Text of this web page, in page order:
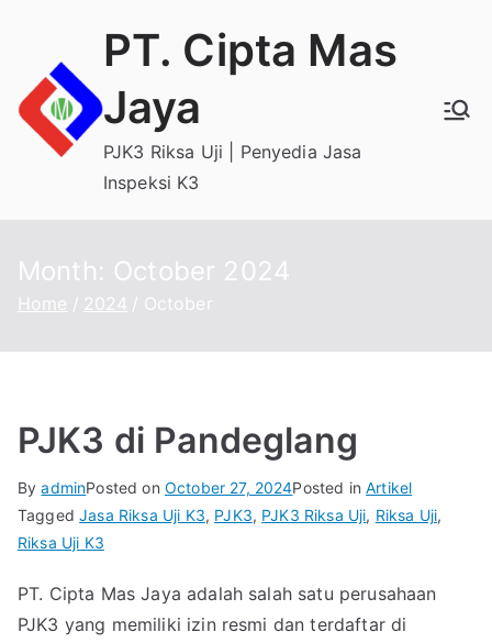
content
PT. Cipta Mas
Jaya
PJK3 Riksa Uji | Penyedia Jasa
Inspeksi K3
Month: October 2024
Home 2024 October
PJK3 di Pandeglang
ByadminPosted on October 27, 2024Posted inArtikel
TaggedJasa Riksa Uji K3, PJK3, PJK3 Riksa Uji, Riksa Uji,
Riksa Uji K3
PT. Cipta Mas Jaya adalah salah satu perusahaan
PJK3 yang memiliki izin resmi dan terdaftar di